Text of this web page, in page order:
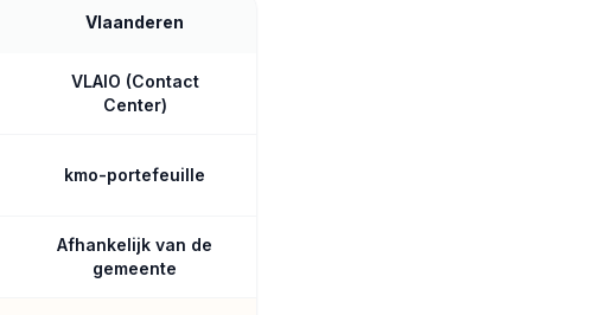
Vlaanderen
VLAIO (Contact
Center)
kmo-portefeuille
Afhankelijk van de
gemeente